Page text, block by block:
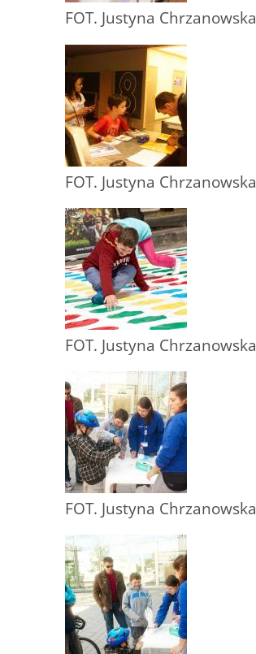
FOT. Justyna Chrzanowska
FOT. Justyna Chrzanowska
FOT. Justyna Chrzanowska
FOT. Justyna Chrzanowska